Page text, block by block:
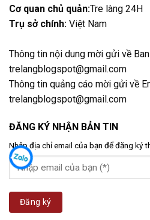
Cơ quan chủ quản:Tre làng 24H
Trụ sở chính: Việt Nam
Thông tin nội dung mời gửi về
trelangblogspot@gmail.com
Thông tin quảng cáo mời gửi về
trelangblogspot@gmail.com
ĐĂNG KÝ NHẬN BẢN TIN
Nhập địa chỉ email của bạn để đăng ký